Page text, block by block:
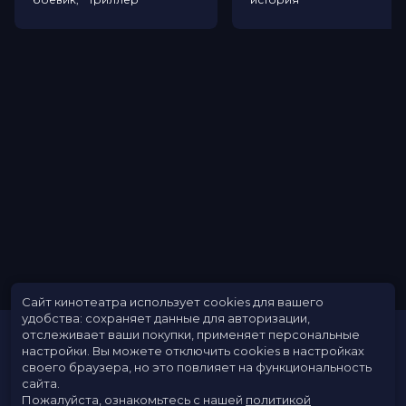
Сайт кинотеатра использует cookies для вашего
удобства: сохраняет данные для авторизации,
отслеживает ваши покупки, применяет персональные
настройки. Вы можете отключить cookies в настройках
своего браузера, но это повлияет на функциональность
сайта.
Пожалуйста, ознакомьтесь с нашей политикой